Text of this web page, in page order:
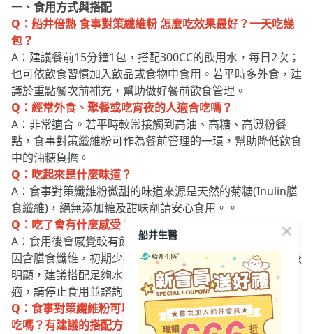
Q：船井倍熱 食事對策纖維粉 怎麼吃效果最好？一天吃幾
包？
A：建議餐前15分鐘1包，搭配300CC的飲用水，每日2次；
也可依飲食習慣加入飲品或食物中食用。若平時多外食，建
議於重點餐次前補充，幫助做好餐前飲食管理。
Q：經常外食、聚餐或吃宵夜的人適合吃嗎？
A：非常適合。若平時較常接觸到高油、高糖、高澱粉餐
點，食事對策纖維粉可作為餐前管理的一環，幫助降低飲食
中的油糖負擔。
Q：吃起來是什麼味道？
A：食事對策纖維粉微甜的味道來源是天然的菊糖(Inulin膳
食纖維)，絕無添加糖及甜味劑請安心食用。。
Q：吃了會有什麼感受？會有副作用嗎？
A：食用後會感覺較有飽足感、餐後負擔較輕、排便順暢。
因含膳食纖維，初期少數人可能出現排氣增加或腸胃蠕動較
明顯，建議搭配足夠水分食用(個人體重*35毫升)；若有不
適，請停止食用並諮詢專業醫師或營養師。
Q：食事對策纖維粉可以跟倍熱burner系列其他產品一起
吃嗎？有建議的搭配方法嗎？
A：可以，建議依個人體質與生活情境搭配食用。若想加強
船井生醫